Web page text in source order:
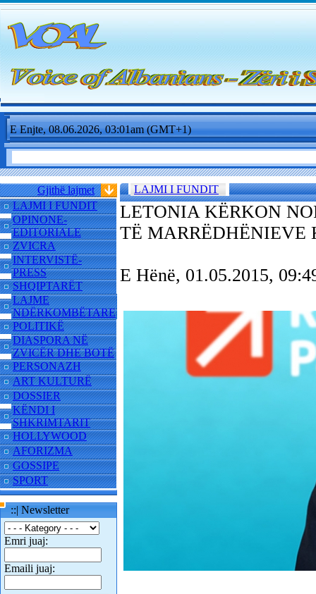
E Enjte, 08.06.2026, 03:01am (GMT+1)
Gjithë lajmet
LAJMI I FUNDIT
OPINONE-
EDITORIALE
ZVICRA
INTERVISTË-
PRESS
SHQIPTARËT
LAJME
NDËRKOMBËTARE
POLITIKË
DIASPORA NË
ZVICËR DHE BOTË
PERSONAZH
ART KULTURË
DOSSIER
KËNDI I
SHKRIMTARIT
HOLLYWOOD
AFORIZMA
GOSSIPE
SPORT
::| Newsletter
Emri juaj:
Emaili juaj:
LAJMI I FUNDIT
LETONIA KËRKON
TË MARRËDHËNIEVE
E Hënë, 01.05.2015,